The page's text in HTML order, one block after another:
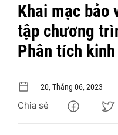
Khai mạc bảo
tập chương
Phân tích
20, Tháng 06, 2023
Chia sẻ